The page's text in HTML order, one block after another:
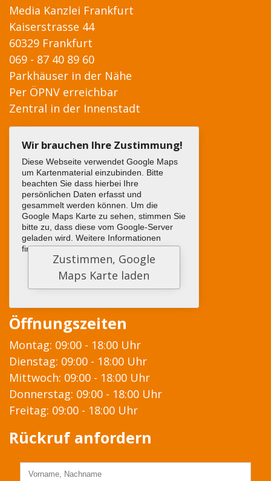
Media Kanzlei Frankfurt
Kaiserstrasse 44
60329 Frankfurt
069 - 87 40 89 60
Parkhäuser in der Nähe
Per ÖPNV erreichbar
Zentral in der Innenstadt
Wir brauchen Ihre Zustimmung!
Diese Webseite verwendet Google Maps
um Kartenmaterial einzubinden. Bitte
beachten Sie dass hierbei Ihre
persönlichen Daten erfasst und
gesammelt werden können. Um die
Google Maps Karte zu sehen, stimmen Sie
bitte zu, dass diese vom Google-Server
geladen wird. Weitere Informationen
finden sieHIER
Öffnungszeiten
Montag: 09:00 - 18:00 Uhr
Dienstag: 09:00 - 18:00 Uhr
Mittwoch: 09:00 - 18:00 Uhr
Donnerstag: 09:00 - 18:00 Uhr
Freitag: 09:00 - 18:00 Uhr
Rückruf anfordern